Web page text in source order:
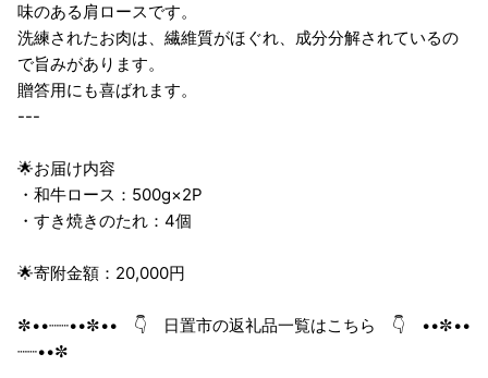
味のある肩ロースです。
洗練されたお肉は、繊維質がほぐれ、成分分解されているの
で旨みがあります。
贈答用にも喜ばれます。
---
🌟お届け内容
・和牛ロース：500g×2P
・すき焼きのたれ：4個
🌟寄附金額：20,000円
✼••┈┈••✼•• 👇 日置市の返礼品一覧はこちら 👇 ••✼••
┈┈••✼